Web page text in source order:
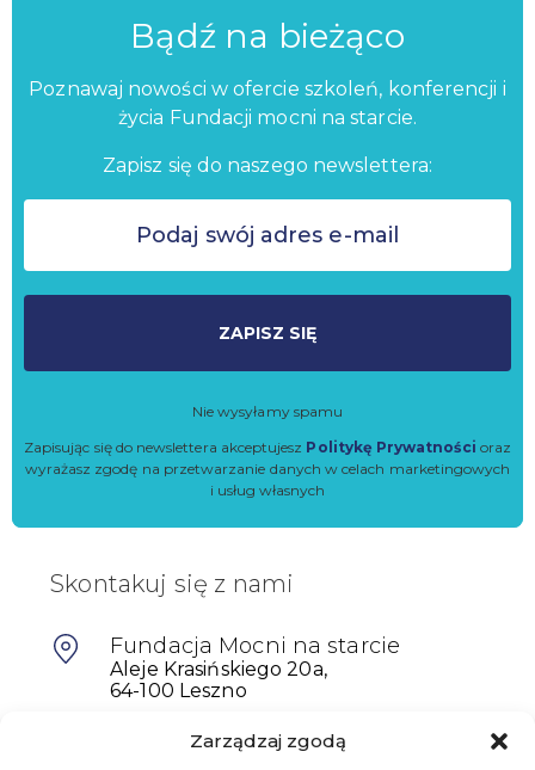
Zarządzaj zgodą
Bądź na bieżąco
Poznawaj nowości w ofercie szkoleń, konferencji i
życia Fundacji mocni na starcie.
Zapisz się do naszego newslettera:
ZAPISZ SIĘ
Nie wysyłamy spamu
Zapisując się do newslettera akceptujesz Politykę Prywatności oraz
wyrażasz zgodę na przetwarzanie danych w celach marketingowych
i usług własnych
Skontakuj się z nami
Fundacja Mocni na starcie
Aleje Krasińskiego 20a,
64-100 Leszno
601698402